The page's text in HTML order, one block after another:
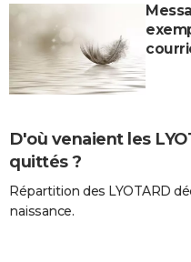
D'où venaient les
quittés ?
Répartition des LYOTARD
naissance.